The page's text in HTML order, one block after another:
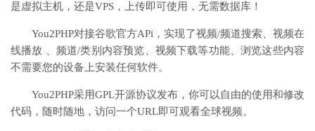
是虚拟主机，还是VPS，上传即可使用，无需数据库！
You2PHP对接谷歌官方APi，实现了视频/频道搜索、视频在
线播放 、频道/类别内容预览、视频下载等功能、浏览这些内容
不需要您的设备上安装任何软件。
You2PHP采用GPL开源协议发布，你可以自由的使用和修改
代码，随时随地，访问一个URL即可观看全球视频。